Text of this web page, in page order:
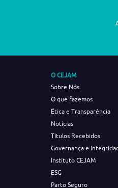
O CEJAM
Sobre Nós
O que fazemos
Ética e Transparência
Notícias
Títulos Recebidos
Governança e
Instituto CEJAM
ESG
Parto Seguro